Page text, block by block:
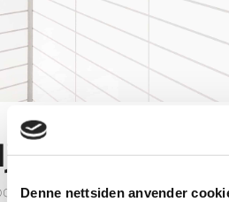
Denne nettsiden anvender
veggsystem består av